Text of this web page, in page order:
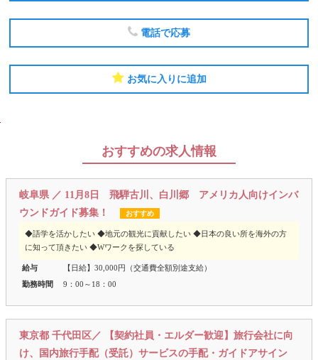
電話で応募
お気に入りに追加
おすすめの求人情報
岐阜県 ／ 11月8日 飛騨古川、白川郷 アメリカ人向けインバ
ウンドガイド募集！
おすすめ
◆語学を活かしたい ◆地元の観光に貢献したい ◆日本の良い所を海外の方
に知って頂きたい ◆Wワークを探している
給与
【日給】30,000円（交通費全額別途支給）
勤務時間
9：00～18：00
東京都 千代田区／ 【契約社員・エルダー歓迎】旅行会社に向
け、国内旅行手配（受託）サービスの手配・ガイドアサイン